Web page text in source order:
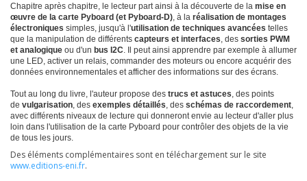
Chapitre après chapitre, le lecteur part ainsi à la découverte de la mise en
œuvre de la carte Pyboard (et Pyboard-D) , à la réalisation de montages
électroniques simples, jusqu'à l'utilisation de techniques avancées telles
que la manipulation de différents capteurs et interfaces , des sorties PWM
et analogique ou d'un bus I2C . Il peut ainsi apprendre par exemple à allumer
une LED, activer un relais, commander des moteurs ou encore acquérir des
données environnementales et afficher des informations sur des écrans.
Tout au long du livre, l'auteur propose des trucs et astuces , des points
de vulgarisation , des exemples détaillés , des schémas de raccordement
avec différents niveaux de lecture qui donneront envie au lecteur d'aller plus
loin dans l'utilisation de la carte Pyboard pour contrôler des objets de la vie
de tous les jours.
Des éléments complémentaires sont en téléchargement sur le site
www.editions-eni.fr.